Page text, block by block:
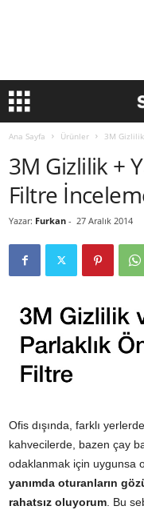
Ana Sayfa Ürünler 3M
3M Gizlilik +
Filtre
Yazar: Furkan - 27 Aralık 2014
Ofis dışında, farklı
kahvecilerde, bazen çay
odaklanmak için uygunsa
yanımda oturanların
rahatsız oluyorum. Bu